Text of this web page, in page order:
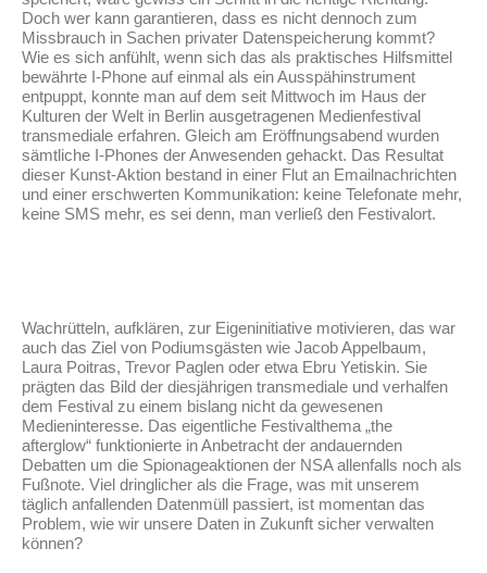
Doch wer kann garantieren, dass es nicht dennoch zum
Missbrauch in Sachen privater Datenspeicherung kommt?
Wie es sich anfühlt, wenn sich das als praktisches Hilfsmittel
bewährte I-Phone auf einmal als ein Ausspähinstrument
entpuppt, konnte man auf dem seit Mittwoch im Haus der
Kulturen der Welt in Berlin ausgetragenen Medienfestival
transmediale erfahren. Gleich am Eröffnungsabend wurden
sämtliche I-Phones der Anwesenden gehackt. Das Resultat
dieser Kunst-Aktion bestand in einer Flut an Emailnachrichten
und einer erschwerten Kommunikation: keine Telefonate mehr,
keine SMS mehr, es sei denn, man verließ den Festivalort.
Wachrütteln, aufklären, zur Eigeninitiative motivieren, das war
auch das Ziel von Podiumsgästen wie Jacob Appelbaum,
Laura Poitras, Trevor Paglen oder etwa Ebru Yetiskin. Sie
prägten das Bild der diesjährigen transmediale und verhalfen
dem Festival zu einem bislang nicht da gewesenen
Medieninteresse. Das eigentliche Festivalthema „the
afterglow“ funktionierte in Anbetracht der andauernden
Debatten um die Spionageaktionen der NSA allenfalls noch als
Fußnote. Viel dringlicher als die Frage, was mit unserem
täglich anfallenden Datenmüll passiert, ist momentan das
Problem, wie wir unsere Daten in Zukunft sicher verwalten
können?